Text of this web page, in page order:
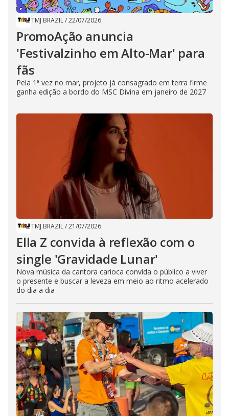
TMJ BRAZIL/22/07/2026
PromoAção anuncia
'Festivalzinho em Alto-Mar' para
fãs
Pela 1ª vez no mar, projeto já consagrado em terra firme
ganha edição a bordo do MSC Divina em janeiro de 2027
TMJ BRAZIL/21/07/2026
Ella Z convida à reflexão com o
single 'Gravidade Lunar'
Nova música da cantora carioca convida o público a viver
o presente e buscar a leveza em meio ao ritmo acelerado
do dia a dia